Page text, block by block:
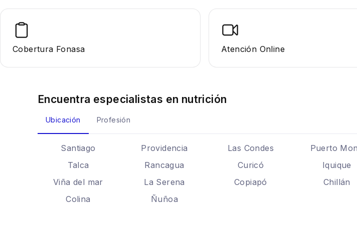
Cobertura Fonasa Atención Online
Encuentra especialistas en nutrición
Ubicación Profesión
Santiago Providencia Las Condes Puerto
Talca
Rancagua Curicó Iquique
Viña del mar
La Serena Copiapó Chillán
Colina
Ñuñoa